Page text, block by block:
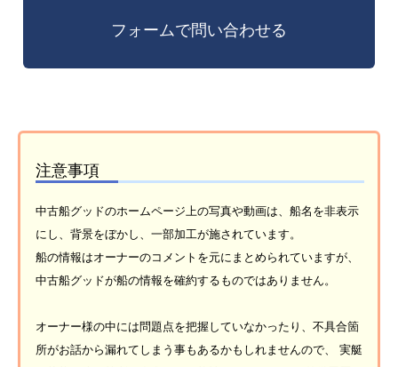
注意事項
中古船グッドのホームページ上の写真や動画は、船名を非表示
にし、背景をぼかし、一部加工が施されています。
船の情報はオーナーのコメントを元にまとめられていますが、
中古船グッドが船の情報を確約するものではありません。
オーナー様の中には問題点を把握していなかったり、不具合箇
所がお話から漏れてしまう事もあるかもしれませんので、 実艇